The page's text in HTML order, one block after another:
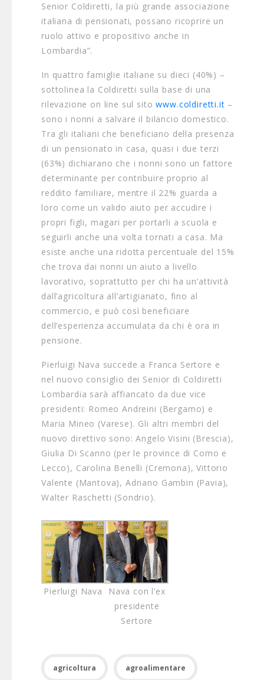
Senior Coldiretti, la più grande associazione
italiana di pensionati, possano ricoprire un
ruolo attivo e propositivo anche in
Lombardia”.
In quattro famiglie italiane su dieci (40%) –
sottolinea la Coldiretti sulla base di una
rilevazione on line sul sitowww.coldiretti.it –
sono i nonni a salvare il bilancio domestico.
Tra gli italiani che beneficiano della presenza
di un pensionato in casa, quasi i due terzi
(63%) dichiarano che i nonni sono un fattore
determinante per contribuire proprio al
reddito familiare, mentre il 22% guarda a
loro come un valido aiuto per accudire i
propri figli, magari per portarli a scuola e
seguirli anche una volta tornati a casa. Ma
esiste anche una ridotta percentuale del 15%
che trova dai nonni un aiuto a livello
lavorativo, soprattutto per chi ha un’attività
dall’agricoltura all’artigianato, fino al
commercio, e può così beneficiare
dell’esperienza accumulata da chi è ora in
pensione.
Pierluigi Nava succede a Franca Sertore e
nel nuovo consiglio dei Senior di Coldiretti
Lombardia sarà affiancato da due vice
presidenti: Romeo Andreini (Bergamo) e
Maria Mineo (Varese). Gli altri membri del
nuovo direttivo sono: Angelo Visini (Brescia),
Giulia Di Scanno (per le province di Como e
Lecco), Carolina Benelli (Cremona), Vittorio
Valente (Mantova), Adriano Gambin (Pavia),
Walter Raschetti (Sondrio).
Pierluigi Nava
Nava con l’ex
presidente
Sertore
agricoltura agroalimentare